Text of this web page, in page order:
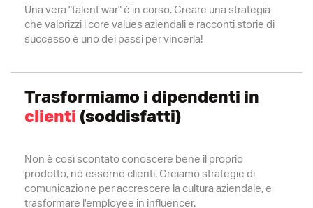
Una vera "talent war" è in corso. Creare una strategia
che valorizzi i core values aziendali e racconti storie di
successo è uno dei passi per vincerla!
Trasformiamo i dipendenti in
clienti (soddisfatti)
Non è così scontato conoscere bene il proprio
prodotto, né esserne clienti. Creiamo strategie di
comunicazione per accrescere la cultura aziendale, e